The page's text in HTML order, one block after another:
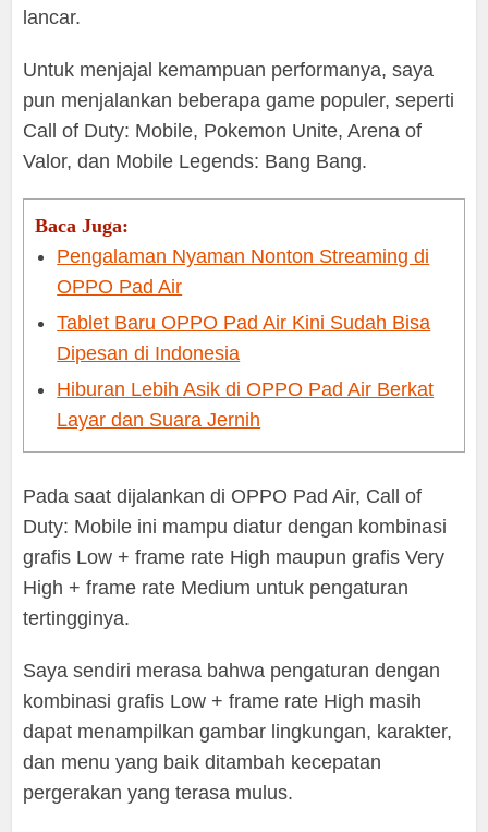
lancar.
Untuk menjajal kemampuan performanya, saya
pun menjalankan beberapa game populer, seperti
Call of Duty: Mobile, Pokemon Unite, Arena of
Valor, dan Mobile Legends: Bang Bang.
Baca Juga:
Pengalaman Nyaman Nonton Streaming di
OPPO Pad Air
Tablet Baru OPPO Pad Air Kini Sudah Bisa
Dipesan di Indonesia
Hiburan Lebih Asik di OPPO Pad Air Berkat
Layar dan Suara Jernih
Pada saat dijalankan di OPPO Pad Air, Call of
Duty: Mobile ini mampu diatur dengan kombinasi
grafis Low + frame rate High maupun grafis Very
High + frame rate Medium untuk pengaturan
tertingginya.
Saya sendiri merasa bahwa pengaturan dengan
kombinasi grafis Low + frame rate High masih
dapat menampilkan gambar lingkungan, karakter,
dan menu yang baik ditambah kecepatan
pergerakan yang terasa mulus.